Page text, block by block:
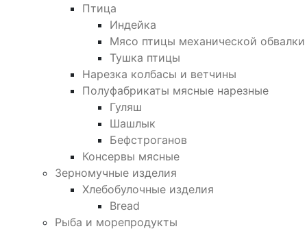
Птица
Индейка
Мясо птицы механической обвалки
Тушка птицы
Нарезка колбасы и ветчины
Полуфабрикаты мясные нарезные
Гуляш
Шашлык
Бефстроганов
Консервы мясные
Зерномучные изделия
Хлебобулочные изделия
Bread
Рыба и морепродукты